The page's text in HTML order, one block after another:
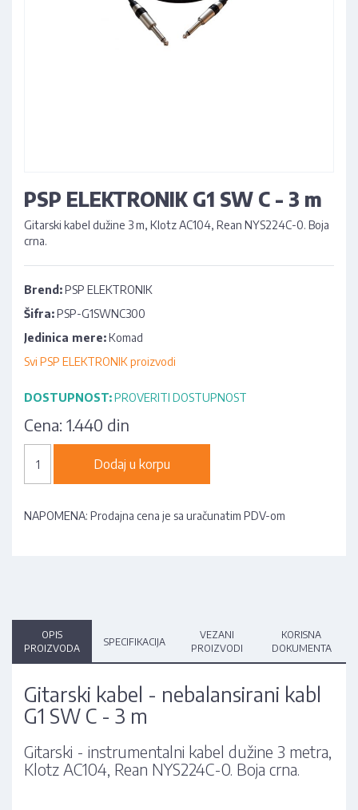
PSP ELEKTRONIK G1 SW C - 3 m
Gitarski kabel dužine 3 m, Klotz AC104, Rean NYS224C-0. Boja
crna.
Brend:PSP ELEKTRONIK
Šifra:PSP-G1SWNC300
Jedinica mere:Komad
Svi PSP ELEKTRONIK proizvodi
DOSTUPNOST:PROVERITI DOSTUPNOST
Cena: 1.440 din
Dodaj u korpu
NAPOMENA: Prodajna cena je sa uračunatim PDV-om
OPIS
PROIZVODA
SPECIFIKACIJA
VEZANI
PROIZVODI
KORISNA
DOKUMENTA
Gitarski kabel - nebalansirani kabl
G1 SW C - 3 m
Gitarski - instrumentalni kabel dužine 3 metra,
Klotz AC104, Rean NYS224C-0. Boja crna.